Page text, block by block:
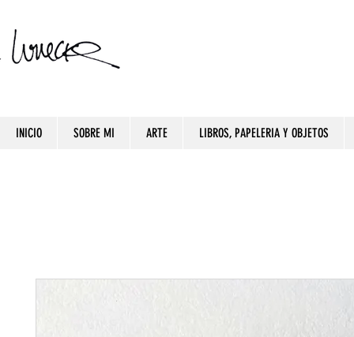
INICIO SOBRE MI ARTE LIBROS, PAPELERIA Y OBJETOS